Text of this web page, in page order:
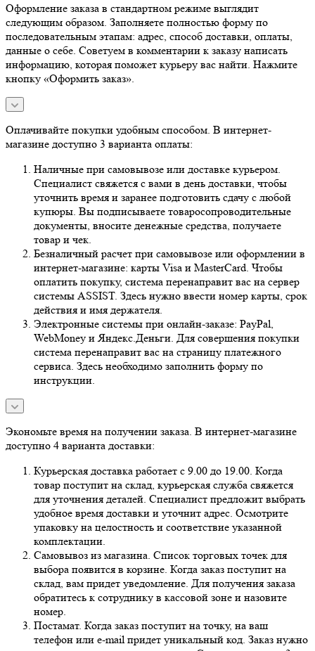
Оформление заказа в стандартном режиме выглядит
следующим образом. Заполняете полностью форму по
последовательным этапам: адрес, способ доставки, оплаты,
данные о себе. Советуем в комментарии к заказу написать
информацию, которая поможет курьеру вас найти. Нажмите
кнопку «Оформить заказ».
Оплачивайте покупки удобным способом. В интернет-
магазине доступно 3 варианта оплаты:
Наличные при самовывозе или доставке курьером.
Специалист свяжется с вами в день доставки, чтобы
уточнить время и заранее подготовить сдачу с любой
купюры. Вы подписываете товаросопроводительные
документы, вносите денежные средства, получаете
товар и чек.
Безналичный расчет при самовывозе или оформлении в
интернет-магазине: карты Visa и MasterCard. Чтобы
оплатить покупку, система перенаправит вас на сервер
системы ASSIST. Здесь нужно ввести номер карты, срок
действия и имя держателя.
Электронные системы при онлайн-заказе: PayPal,
WebMoney и Яндекс.Деньги. Для совершения покупки
система перенаправит вас на страницу платежного
сервиса. Здесь необходимо заполнить форму по
инструкции.
Экономьте время на получении заказа. В интернет-магазине
доступно 4 варианта доставки:
Курьерская доставка работает с 9.00 до 19.00. Когда
товар поступит на склад, курьерская служба свяжется
для уточнения деталей. Специалист предложит выбрать
удобное время доставки и уточнит адрес. Осмотрите
упаковку на целостность и соответствие указанной
комплектации.
Самовывоз из магазина. Список торговых точек для
выбора появится в корзине. Когда заказ поступит на
склад, вам придет уведомление. Для получения заказа
обратитесь к сотруднику в кассовой зоне и назовите
номер.
Постамат. Когда заказ поступит на точку, на ваш
телефон или e-mail придет уникальный код. Заказ нужно